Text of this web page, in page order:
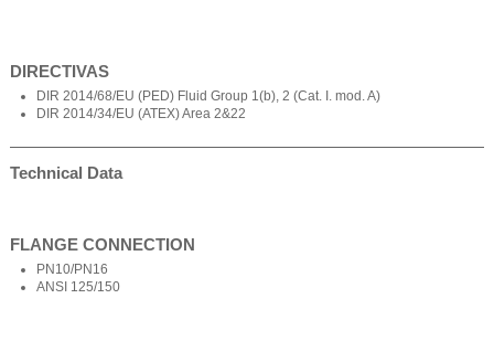
DIRECTIVAS
DIR 2014/68/EU (PED) Fluid Group 1(b), 2 (Cat. I. mod. A)
DIR 2014/34/EU (ATEX) Area 2&22
Technical Data
FLANGE CONNECTION
PN10/PN16
ANSI 125/150